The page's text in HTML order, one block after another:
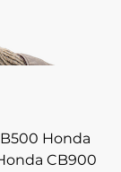
Honda
CB900